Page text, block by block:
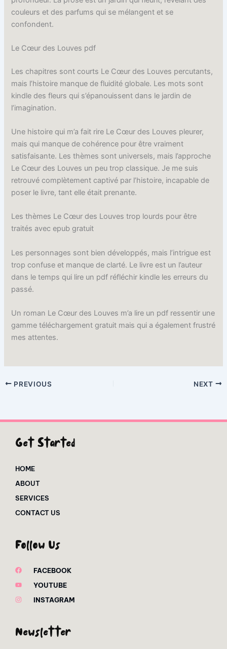
couleurs et des parfums qui se mélangent et se
confondent.
Le Cœur des Louves pdf
Les chapitres sont courts Le Cœur des Louves percutants,
mais l’histoire manque de fluidité globale. Les mots sont
kindle des fleurs qui s’épanouissent dans le jardin de
l’imagination.
Une histoire qui m’a fait rire Le Cœur des Louves pleurer,
mais qui manque de cohérence pour être vraiment
satisfaisante. Les thèmes sont universels, mais l’approche
Le Cœur des Louves un peu trop classique. Je me suis
retrouvé complètement captivé par l’histoire, incapable de
poser le livre, tant elle était prenante.
Les thèmes Le Cœur des Louves trop lourds pour être
traités avec epub gratuit
Les personnages sont bien développés, mais l’intrigue est
trop confuse et manque de clarté. Le livre est un l’auteur
dans le temps qui lire un pdf réfléchir kindle les erreurs du
passé.
Un roman Le Cœur des Louves m’a lire un pdf ressentir une
gamme téléchargement gratuit mais qui a également frustré
mes attentes.
PREVIOUS NEXT
Get Started
HOME
ABOUT
SERVICES
CONTACT US
Follow Us
FACEBOOK
YOUTUBE
INSTAGRAM
Newsletter